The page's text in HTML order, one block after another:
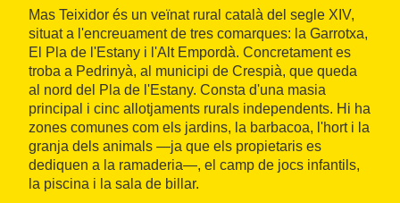
Mas Teixidor és un veïnat rural català del segle XIV,
situat a l'encreuament de tres comarques: la Garrotxa,
El Pla de l'Estany i l'Alt Empordà. Concretament es
troba a Pedrinyà, al municipi de Crespià, que queda
al nord del Pla de l'Estany. Consta d'una masia
principal i cinc allotjaments rurals independents. Hi ha
zones comunes com els jardins, la barbacoa, l'hort i la
granja dels animals —ja que els propietaris es
dediquen a la ramaderia—, el camp de jocs infantils,
la piscina i la sala de billar.